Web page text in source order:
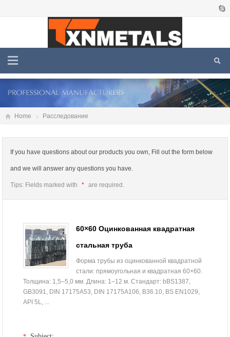
Home Расследование
If you have questions about our products you own, Fill out the form below
and we will answer any questions you have.
Tips: Fields marked with * are required.
60×60 Оцинкованная квадратная
стальная труба
Форма трубы из оцинкованной квадратной
стали: прямоугольная и квадратная 60×60.
Толщина: 1,5–5,0 мм. Длина: 1–12 м. Стандарт: bBS1387,
GB3091, DIN 17175A53, DIN 17175A106, B36.10, BS EN1029,
API 5L, ...